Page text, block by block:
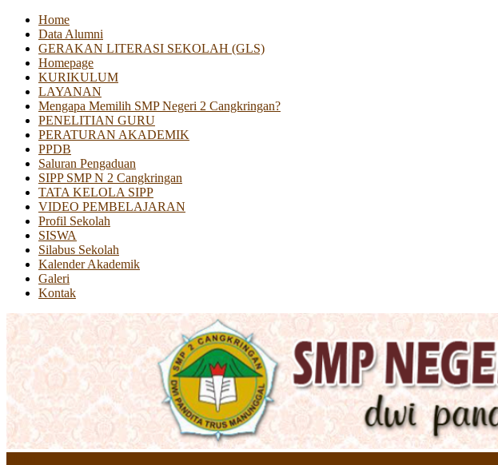
Home
Data Alumni
GERAKAN LITERASI SEKOLAH (GLS)
Homepage
KURIKULUM
LAYANAN
Mengapa Memilih SMP Negeri 2 Cangkringan?
PENELITIAN GURU
PERATURAN AKADEMIK
PPDB
Saluran Pengaduan
SIPP SMP N 2 Cangkringan
TATA KELOLA SIPP
VIDEO PEMBELAJARAN
Profil Sekolah
SISWA
Silabus Sekolah
Kalender Akademik
Galeri
Kontak